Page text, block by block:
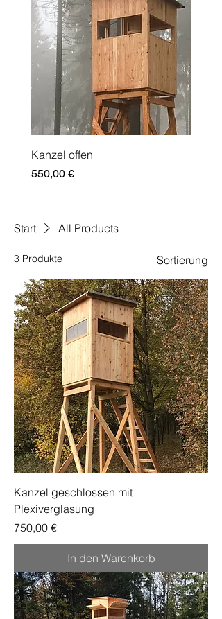
Kanzel offen
Preis
550,00 €
Preis
750,00
Start All Products
3 Produkte Sortierung
Kanzel geschlossen mit
Plexiverglasung
Preis
750,00 €
In den Warenkorb